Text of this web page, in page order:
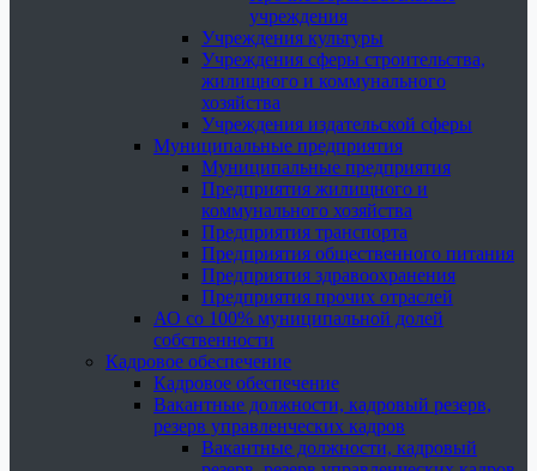
учреждения
Учреждения культуры
Учреждения сферы строительства,
жилищного и коммунального
хозяйства
Учреждения издательской сферы
Муниципальные предприятия
Муниципальные предприятия
Предприятия жилищного и
коммунального хозяйства
Предприятия транспорта
Предприятия общественного питания
Предприятия здравоохранения
Предприятия прочих отраслей
АО со 100% муниципальной долей
собственности
Кадровое обеспечение
Кадровое обеспечение
Вакантные должности, кадровый резерв,
резерв управленческих кадров
Вакантные должности, кадровый